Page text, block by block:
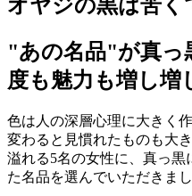
オヤジの黒は苦く
"あの名品"が真っ
度も魅力も増し増
色は人の深層心理に大きく
変わると見慣れたものも大
溢れる5名の女性に、真っ黒
た名品を選んでいただきまし